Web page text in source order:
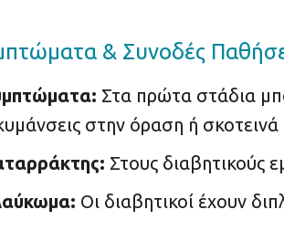
& Συνοδές
Στα πρώτα στάδια
στην όραση ή
Στους διαβητικούς
Οι διαβητικοί έχουν